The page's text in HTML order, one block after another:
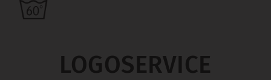
LOGOSERVICE